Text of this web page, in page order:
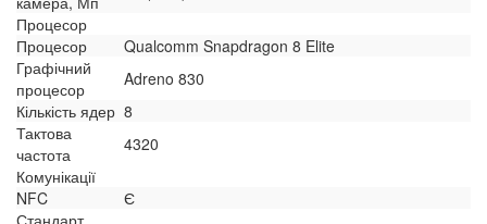
Процесор
Процесор
Qualcomm Snapdragon 8 Elite
Графічний
процесор
Adreno 830
Кількість ядер 8
Тактова
частота
4320
Комунікації
NFC
Є